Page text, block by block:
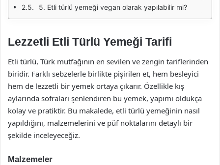
5. Etli türlü yemeği vegan olarak yapılabilir mi?
Lezzetli Etli Türlü Yemeği Tarifi
Etli türlü, Türk mutfağının en sevilen ve zengin tariflerinden
biridir. Farklı sebzelerle birlikte pişirilen et, hem besleyici
hem de lezzetli bir yemek ortaya çıkarır. Özellikle kış
aylarında sofraları şenlendiren bu yemek, yapımı oldukça
kolay ve pratiktir. Bu makalede, etli türlü yemeğinin nasıl
yapıldığını, malzemelerini ve püf noktalarını detaylı bir
şekilde inceleyeceğiz.
Malzemeler